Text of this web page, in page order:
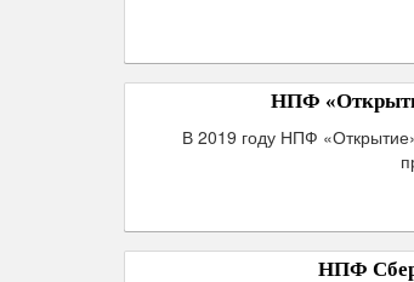
НПФ
В 2019 году НПФ
НПФ